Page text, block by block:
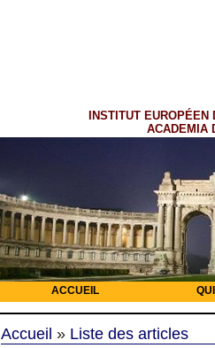
INSTITUT EUROPÉEN
ACADEMIA
ACCUEIL
Accueil » Liste des articles